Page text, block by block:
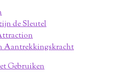
de Sleutel
Aantrekkingskracht
Gebruiken